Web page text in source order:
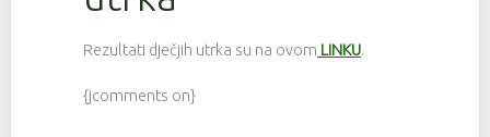
Rezultati dječjih utrka su na ovom LINKU.
{jcomments on}